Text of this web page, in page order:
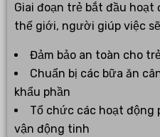
Giai đoạn trẻ bắt đầu hoạt
thế giới, người giúp việc
Đảm bảo an toàn cho
Chuẩn bị các bữa ăn
khẩu phần
Tổ chức các hoạt động
vận động tinh